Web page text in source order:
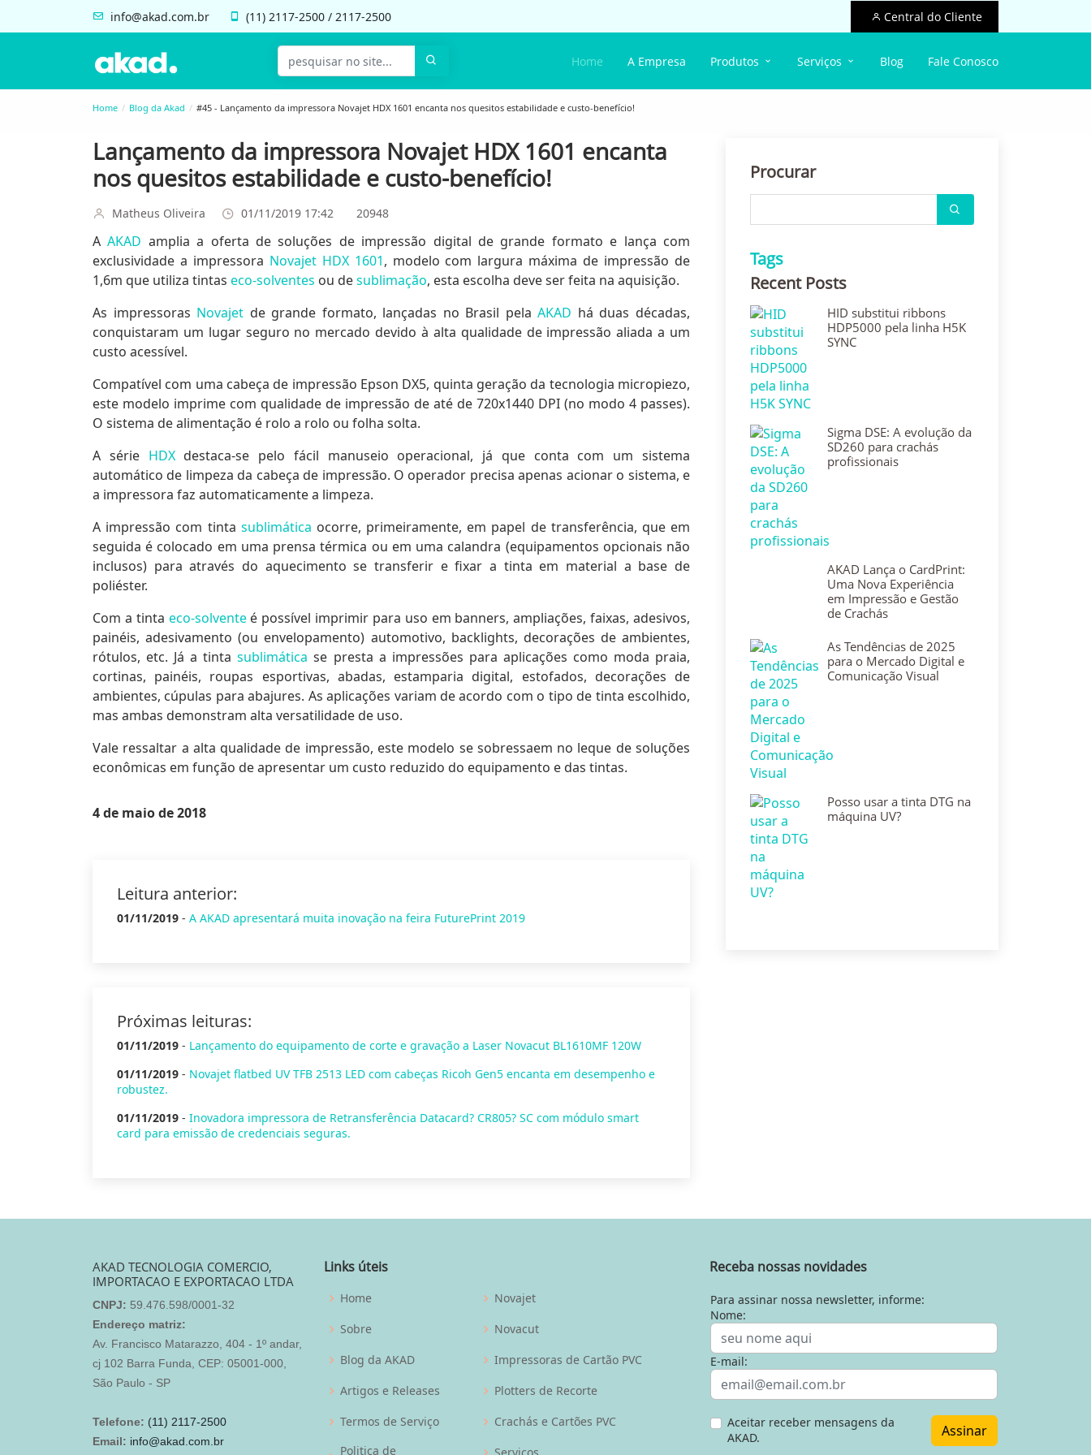
info@akad.com.br (11) 2117-2500 / 2117-2500 Central do Cliente
Home A Empresa Produtos Serviços Blog Fale Conosco
Home Blog da Akad #45 - Lançamento da impressora Novajet HDX 1601 encanta nos quesitos estabilidade e custo-benefício!
Lançamento da impressora Novajet HDX 1601 encanta
nos quesitos estabilidade e custo-benefício!
Matheus Oliveira 01/11/2019 17:42 20948
AAKAD amplia a oferta de soluções de impressão digital de grande formato e lança com
exclusividade a impressora Novajet HDX 1601, modelo com largura máxima de impressão de
1,6m que utiliza tintas eco-solventes ou desublimação, esta escolha deve ser feita na aquisição.
As impressoras Novajet de grande formato, lançadas no Brasil pelaAKAD há duas décadas,
conquistaram um lugar seguro no mercado devido à alta qualidade de impressão aliada a um
custo acessível.
Compatível com uma cabeça de impressão Epson DX5, quinta geração da tecnologia micropiezo,
este modelo imprime com qualidade de impressão de até de 720x1440 DPI (no modo 4 passes).
O sistema de alimentação é rolo a rolo ou folha solta.
A série HDXdestaca-se pelo fácil manuseio operacional, já que conta com um sistema
automático de limpeza da cabeça de impressão. O operador precisa apenas acionar o sistema, e
a impressora faz automaticamente a limpeza.
A impressão com tinta sublimática ocorre, primeiramente, em papel de transferência, que em
seguida é colocado em uma prensa térmica ou em uma calandra (equipamentos opcionais não
inclusos) para através do aquecimento se transferir e fixar a tinta em material a base de
poliéster.
Com a tinta eco-solventeé possível imprimir para uso em banners, ampliações, faixas, adesivos,
painéis, adesivamento (ou envelopamento) automotivo, backlights, decorações de ambientes,
rótulos, etc. Já a tintasublimática se presta a impressões para aplicações como moda praia,
cortinas, painéis, roupas esportivas, abadas, estamparia digital, estofados, decorações de
ambientes, cúpulas para abajures. As aplicações variam de acordo com o tipo de tinta escolhido,
mas ambas demonstram alta versatilidade de uso.
Vale ressaltar a alta qualidade de impressão, este modelo se sobressaem no leque de soluções
econômicas em função de apresentar um custo reduzido do equipamento e das tintas.
4 de maio de 2018
Leitura anterior:
01/11/2019 - A AKAD apresentará muita inovação na feira FuturePrint 2019
Próximas leituras:
01/11/2019 - Lançamento do equipamento de corte e gravação a Laser Novacut BL1610MF 120W
01/11/2019 - Novajet flatbed UV TFB 2513 LED com cabeças Ricoh Gen5 encanta em desempenho e
robustez.
01/11/2019 - Inovadora impressora de Retransferência Datacard? CR805? SC com módulo smart
card para emissão de credenciais seguras.
Procurar
Tags
Recent Posts
HID substitui ribbons
HDP5000 pela linha H5K
SYNC
Sigma DSE: A evolução da
SD260 para crachás
profissionais
AKAD Lança o CardPrint:
Uma Nova Experiência
em Impressão e Gestão
de Crachás
As Tendências de 2025
para o Mercado Digital e
Comunicação Visual
Posso usar a tinta DTG na
máquina UV?
AKAD TECNOLOGIA COMERCIO,
IMPORTACAO E EXPORTACAO LTDA
CNPJ: 59.476.598/0001-32
Endereço matriz:
Av. Francisco Matarazzo, 404 - 1º andar,
cj 102 Barra Funda, CEP: 05001-000,
São Paulo - SP
Telefone: (11) 2117-2500
Email: info@akad.com.br
Links úteis
Home
Sobre
Blog da AKAD
Artigos e Releases
Termos de Serviço
Politica de
Novajet
Novacut
Impressoras de Cartão PVC
Plotters de Recorte
Crachás e Cartões PVC
Receba nossas novidades
Para assinar nossa newsletter, informe:
Nome:
E-mail:
Aceitar receber mensagens da
AKAD.
Assinar